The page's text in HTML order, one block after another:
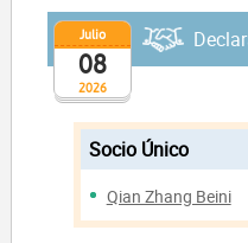
2026
Julio
08
Socio Único
Qian Zhang Beini